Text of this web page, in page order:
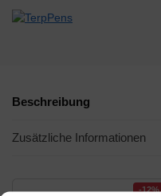
Beschreibung
Zusätzliche Informationen
-12%